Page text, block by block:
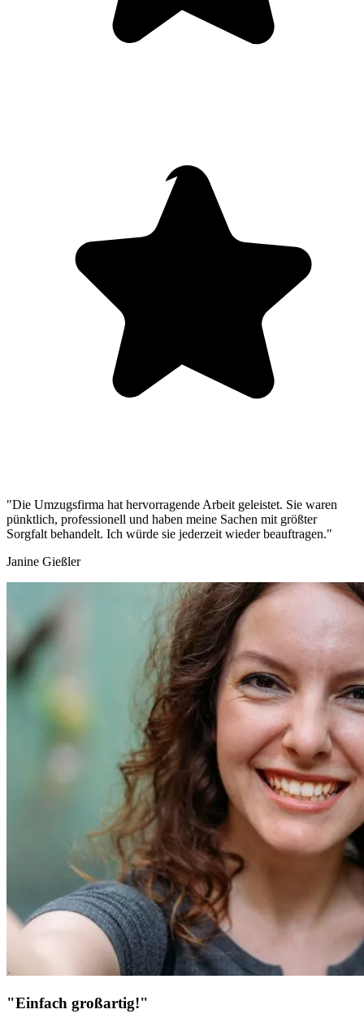
"Die Umzugsfirma hat hervorragende Arbeit geleistet. Sie waren
pünktlich, professionell und haben meine Sachen mit größter
Sorgfalt behandelt. Ich würde sie jederzeit wieder beauftragen."
Janine Gießler
"Einfach großartig!"